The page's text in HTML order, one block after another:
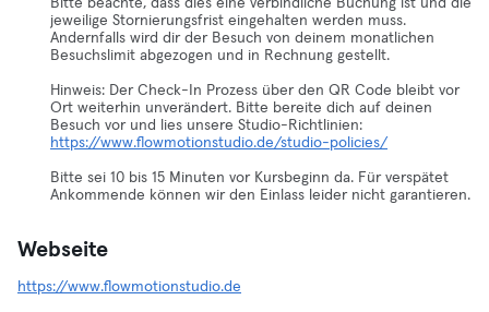
Bitte beachte, dass dies eine verbindliche Buchung ist und die
jeweilige Stornierungsfrist eingehalten werden muss.
Andernfalls wird dir der Besuch von deinem monatlichen
Besuchslimit abgezogen und in Rechnung gestellt.
Hinweis: Der Check-In Prozess über den QR Code bleibt vor
Ort weiterhin unverändert. Bitte bereite dich auf deinen
Besuch vor und lies unsere Studio-Richtlinien:
https://www.flowmotionstudio.de/studio-policies/
Bitte sei 10 bis 15 Minuten vor Kursbeginn da. Für verspätet
Ankommende können wir den Einlass leider nicht garantieren.
Webseite
https://www.flowmotionstudio.de